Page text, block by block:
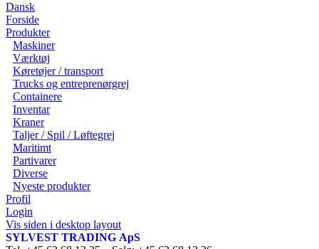
Dansk
Forside
Produkter
Maskiner
Værktøj
Køretøjer / transport
Trucks og entreprenørgrej
Containere
Inventar
Kraner
Taljer / Spil / Løftegrej
Maritimt
Partivarer
Diverse
Nyeste produkter
Profil
Login
Vis siden i desktop layout
SYLVEST TRADING ApS